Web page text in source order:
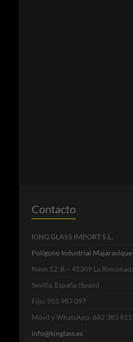
Contacto
KING GLASS IMPORT S.L.
Polígono Industrial Majaravique
Nave 12, B – 41309 La
Sevilla, España (Spain)
Fijo: 955 987 097
Móvil y WhatsApp: 682 383 811
info@kinglass.es